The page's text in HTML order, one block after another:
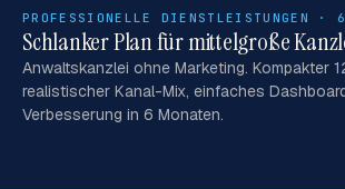
PROFESSIONELLE DIENSTLEISTUNGEN · 6
Schlanker Plan für mittelgroße
Anwaltskanzlei ohne Marketing. Kompakter
realistischer Kanal-Mix, einfaches
Verbesserung in 6 Monaten.